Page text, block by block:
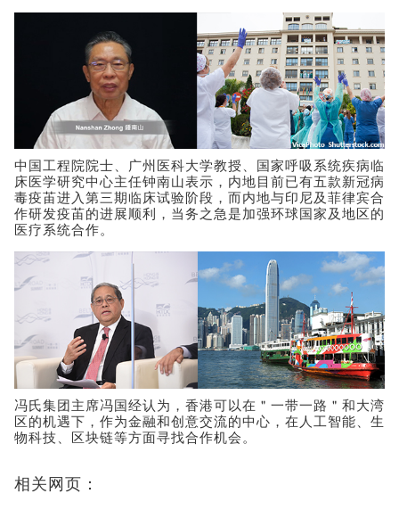
中国工程院院士、广州医科大学教授、国家呼吸系统疾病临
床医学研究中心主任钟南山表示，内地目前已有五款新冠病
毒疫苖进入第三期临床试验阶段，而内地与印尼及菲律宾合
作研发疫苖的进展顺利，当务之急是加强环球国家及地区的
医疗系统合作。
冯氏集团主席冯国经认为，香港可以在＂一带一路＂和大湾
区的机遇下，作为金融和创意交流的中心，在人工智能、生
物科技、区块链等方面寻找合作机会。
相关网页：